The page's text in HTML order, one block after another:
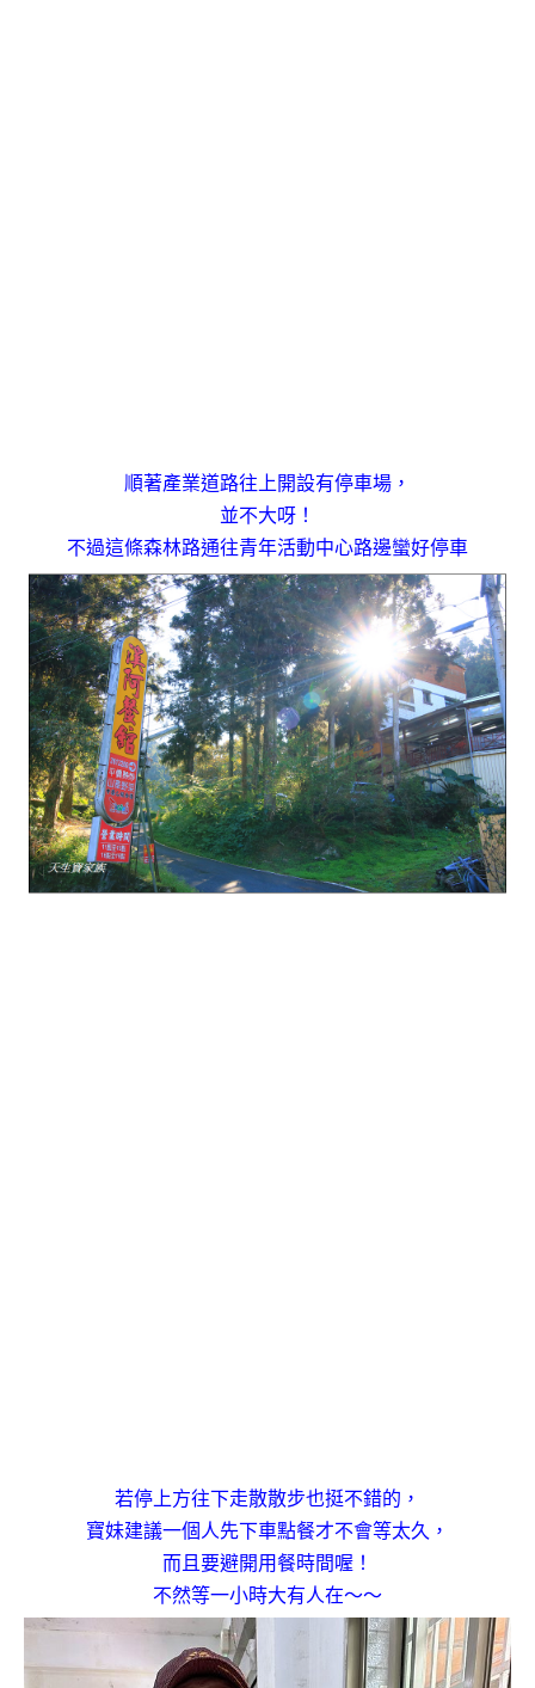
順著產業道路往上開設有停車場，
並不大呀！
不過這條森林路通往青年活動中心路邊蠻好停車
若停上方往下走散散步也挺不錯的，
寶妹建議一個人先下車點餐才不會等太久，
而且要避開用餐時間喔！
不然等一小時大有人在～～